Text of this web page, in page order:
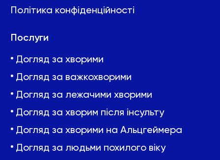
Політика конфіденційності
Послуги
Догляд за хворими
Догляд за важкохворими
Догляд за лежачими хворими
Догляд за хворим після інсульту
Догляд за хворими на Альцгеймера
Догляд за людьми похилого віку